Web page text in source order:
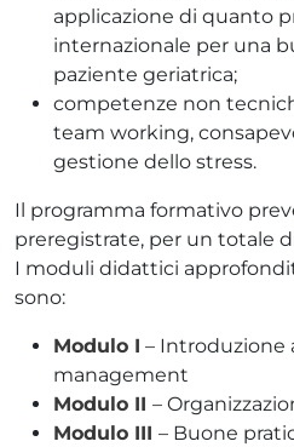
applicazione di quanto
internazionale per una
paziente geriatrica;
competenze non
team working,
gestione dello stress.
Il programma formativo
preregistrate, per un totale di
I moduli didattici
sono:
Modulo I – Introduzione
management
Modulo II –
Modulo III – Buone